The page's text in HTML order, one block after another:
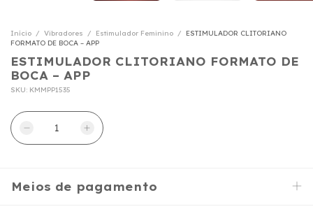
Início / Vibradores / Estimulador Feminino /
ESTIMULADOR CLITORIANO
FORMATO DE BOCA – APP
ESTIMULADOR CLITORIANO FORMATO DE
BOCA – APP
SKU: KMMPP1535
Meios de pagamento